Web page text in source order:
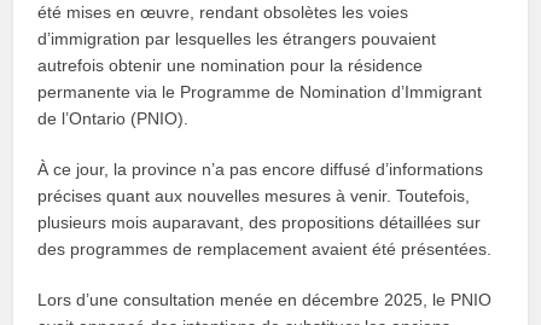
été mises en œuvre, rendant obsolètes les voies
d’immigration par lesquelles les étrangers pouvaient
autrefois obtenir une nomination pour la résidence
permanente via le Programme de Nomination d’Immigrant
de l’Ontario (PNIO).
À ce jour, la province n’a pas encore diffusé d’informations
précises quant aux nouvelles mesures à venir. Toutefois,
plusieurs mois auparavant, des propositions détaillées sur
des programmes de remplacement avaient été présentées.
Lors d’une consultation menée en décembre 2025, le PNIO